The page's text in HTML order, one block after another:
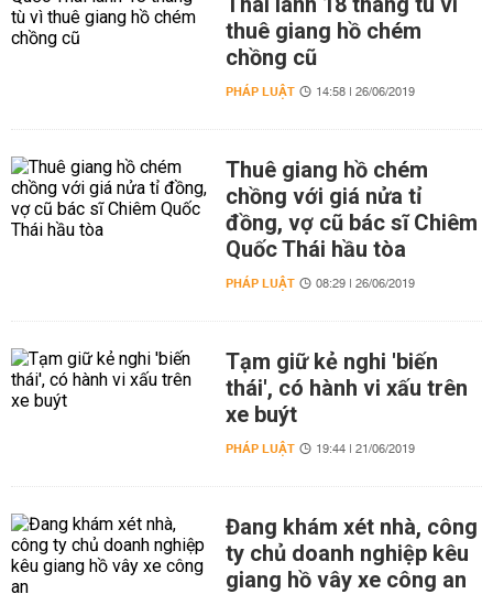
thuê giang hồ chém
chồng cũ
PHÁP LUẬT 14:58 | 26/06/2019
Thuê giang hồ chém
chồng với giá nửa tỉ
đồng, vợ cũ bác sĩ Chiêm
Quốc Thái hầu tòa
PHÁP LUẬT 08:29 | 26/06/2019
Tạm giữ kẻ nghi 'biến
thái', có hành vi xấu trên
xe buýt
PHÁP LUẬT 19:44 | 21/06/2019
Đang khám xét nhà, công
ty chủ doanh nghiệp kêu
giang hồ vây xe công an